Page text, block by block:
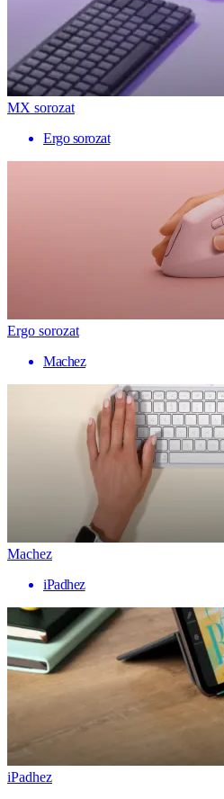
MX sorozat
Ergo sorozat
Ergo sorozat
Machez
Machez
iPadhez
iPadhez